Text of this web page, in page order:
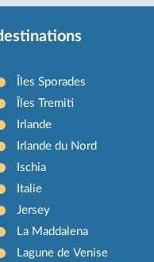
Îles Sporades
Îles Tremiti
Irlande
Irlande du Nord
Ischia
Italie
Jersey
La Maddalena
Lagune de Venise